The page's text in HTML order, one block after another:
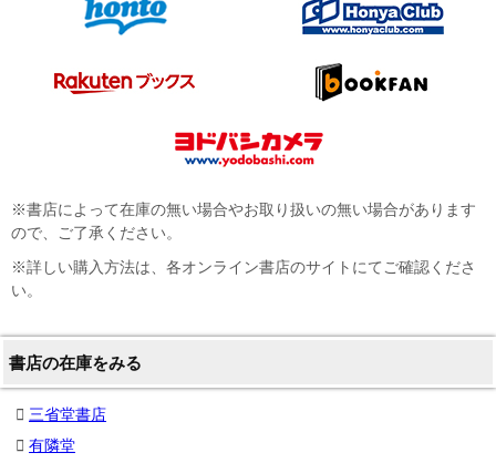
※書店によって在庫の無い場合やお取り扱いの無い場合があります
ので、ご了承ください。
※詳しい購入方法は、各オンライン書店のサイトにてご確認くださ
い。
書店の在庫をみる
三省堂書店
有隣堂